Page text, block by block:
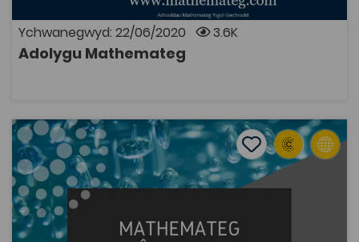
Ychwanegwyd: 22/06/2020 3.6K
Adolygu Mathemateg
pecynnau gwaith, wylio fideos adolygu, ceisio cwisiau
adolygu neu geisio hen bapurau arholiad.
AGOR
Mathemateg â Swigod
Add to favourites
Dyddiad cyhoeddi: 2020 Add to favourites
Mathemateg â Swigod
2.5K
Tagiau